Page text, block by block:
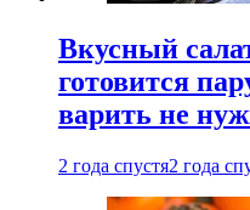
Вкусный
готовится
варить не
2 года спустя2 года